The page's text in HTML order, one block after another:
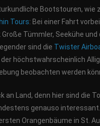
Bootstouren, wie
Tours: Bei einer Fahrt
Große Tümmler, Seekühe
sind die Twister
der höchstwahrscheinlich
beobachten werden
an Land, denn hier sind die
genauso
ersten Orangenbäume in St.